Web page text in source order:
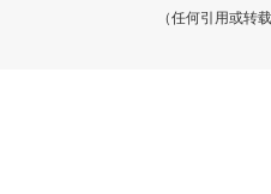
（任何引用或转